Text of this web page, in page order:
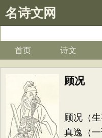
名诗文网
首页 诗文
顾况
顾况（
真逸（